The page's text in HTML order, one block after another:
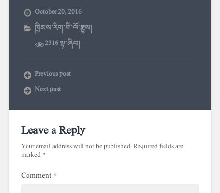
October 20, 2016
ཁྲིམས་རིག་གི་ལོ་རྒྱུས།
2316 ལྟ་ཞིབ།
Previous post
Next post
Leave a Reply
Your email address will not be published.Required fields are
marked*
Comment*